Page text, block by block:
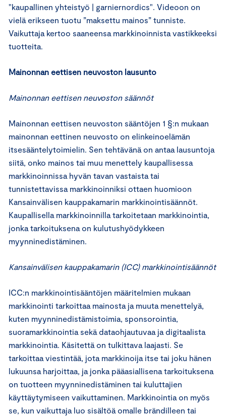
"kaupallinen yhteistyö | garniernordics". Videoon on
vielä erikseen tuotu ”maksettu mainos” tunniste.
Vaikuttaja kertoo saaneensa markkinoinnista vastikkeeksi
tuotteita.
Mainonnan eettisen neuvoston lausunto
Mainonnan eettisen neuvoston säännöt
Mainonnan eettisen neuvoston sääntöjen 1 §:n mukaan
mainonnan eettinen neuvosto on elinkeinoelämän
itsesääntelytoimielin. Sen tehtävänä on antaa lausuntoja
siitä, onko mainos tai muu menettely kaupallisessa
markkinoinnissa hyvän tavan vastaista tai
tunnistettavissa markkinoinniksi ottaen huomioon
Kansainvälisen kauppakamarin markkinointisäännöt.
Kaupallisella markkinoinnilla tarkoitetaan markkinointia,
jonka tarkoituksena on kulutushyödykkeen
myynninedistäminen.
Kansainvälisen kauppakamarin (ICC) markkinointisäännöt
ICC:n markkinointisääntöjen määritelmien mukaan
markkinointi tarkoittaa mainosta ja muuta menettelyä,
kuten myynninedistämistoimia, sponsorointia,
suoramarkkinointia sekä dataohjautuvaa ja digitaalista
markkinointia. Käsitettä on tulkittava laajasti. Se
tarkoittaa viestintää, jota markkinoija itse tai joku hänen
lukuunsa harjoittaa, ja jonka pääasiallisena tarkoituksena
on tuotteen myynninedistäminen tai kuluttajien
käyttäytymiseen vaikuttaminen. Markkinointia on myös
se, kun vaikuttaja luo sisältöä omalle brändilleen tai